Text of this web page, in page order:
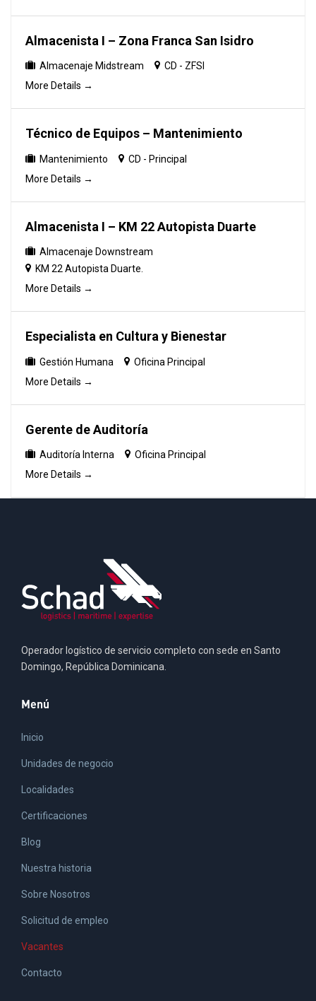
Almacenista I – Zona Franca San Isidro
Almacenaje Midstream
CD - ZFSI
More Details
Técnico de Equipos – Mantenimiento
Mantenimiento
CD - Principal
More Details
Almacenista I – KM 22 Autopista Duarte
Almacenaje Downstream
KM 22 Autopista Duarte.
More Details
Especialista en Cultura y Bienestar
Gestión Humana
Oficina Principal
More Details
Gerente de Auditoría
Auditoría Interna
Oficina Principal
More Details
Operador logístico de servicio completo con sede en Santo
Domingo, República Dominicana.
Menú
Inicio
Unidades de negocio
Localidades
Certificaciones
Blog
Nuestra historia
Sobre Nosotros
Solicitud de empleo
Vacantes
Contacto